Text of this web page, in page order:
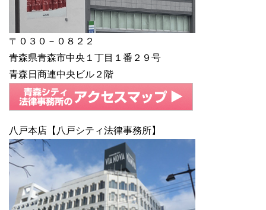
〒０３０－０８２２
青森県青森市中央１丁目１番２９号
青森日商連中央ビル２階
八戸本店【八戸シティ法律事務所】